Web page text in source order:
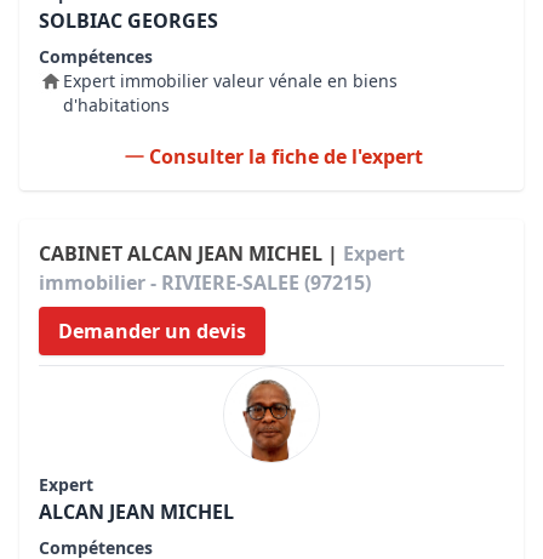
SOLBIAC GEORGES
Compétences
Expert immobilier valeur vénale en biens
d'habitations
Consulter la fiche de l'expert
CABINET ALCAN JEAN MICHEL | Expert
immobilier - RIVIERE-SALEE (97215)
Demander un devis
Expert
ALCAN JEAN MICHEL
Compétences